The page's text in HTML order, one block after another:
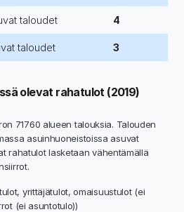
taloudet 4
taloudet 3
olevat rahatulot (2019)
71760 alueen talouksia. Talouden
asuinhuoneistoissa asuvat
rahatulot lasketaan vähentämällä
yrittäjätulot, omaisuustulot (ei
(ei asuntotulo))